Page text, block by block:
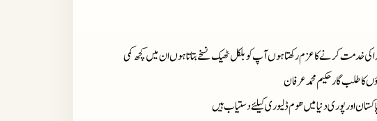
کی خدمت کرنے کا عزم رکھتا ہوں آپ کو بلکل ٹھیک نسخے بتاتا ہوں ان میں کچھ کمی
کا طلب گار حکیم محمد عرفان
اور پوری دنیا میں ھوم ڈلیوری کیلئے دستیاب ہیں